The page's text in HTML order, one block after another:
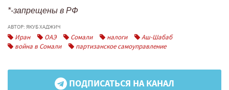
*-запрещены в РФ
АВТОР: ЯКУБ ХАДЖИЧ
Иран ОАЭ Сомали налоги
Аш-Шабаб
война в Сомали
партизанское самоуправление
ПОДПИСАТЬСЯ НА КАНАЛ